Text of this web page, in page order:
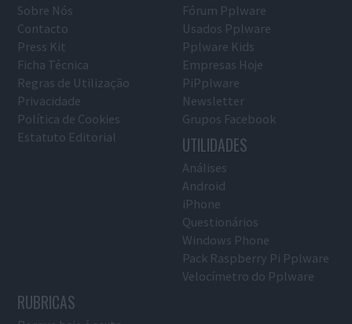
Sobre Nós
Contacto
Press Kit
Ficha Técnica
Regras de Utilização
Privacidade
Política de Cookies
Estatuto Editorial
Fórum Pplware
Usados Pplware
Pplware Kids
Empresas Hoje
PiPplware
Newsletter
Grupos Facebook
UTILIDADES
Análises
Android
iPhone
Questionários
Windows Phone
Pack Raspberry Pi Pplware
Velocímetro do Pplware
RUBRICAS